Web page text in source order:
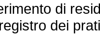
di
dei